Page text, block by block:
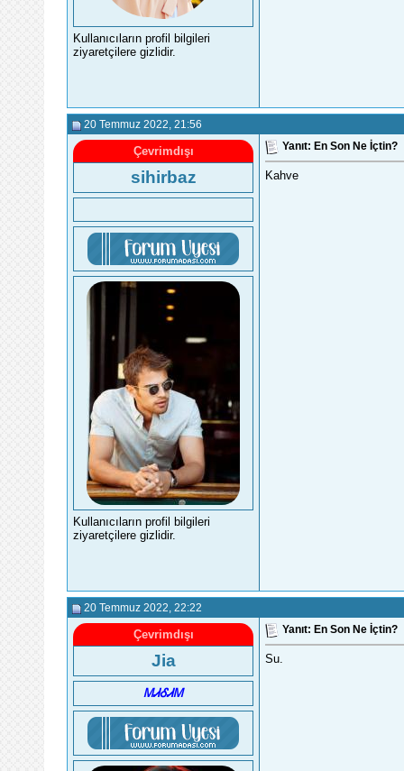
Kullanıcıların profil bilgileri
ziyaretçilere gizlidir.
20 Temmuz 2022 , 21:56
Çevrimdışı
sihirbaz
Kullanıcıların profil bilgileri
ziyaretçilere gizlidir.
Yanıt: En Son Ne İçtin?
Kahve
20 Temmuz 2022 , 22:22
Çevrimdışı
Jia
ᎷᏗᎴᏗᎷ
Yanıt: En Son Ne İçtin?
Su.